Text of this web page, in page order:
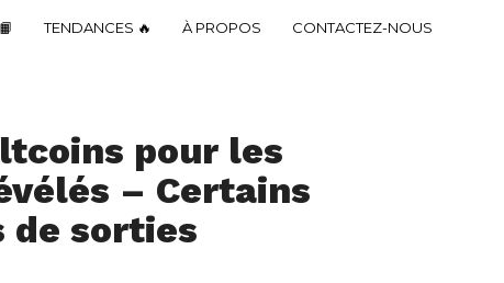
TENDANCES 🔥 À PROPOS CONTACTEZ-NOUS
pour les
– Certains
de sorties